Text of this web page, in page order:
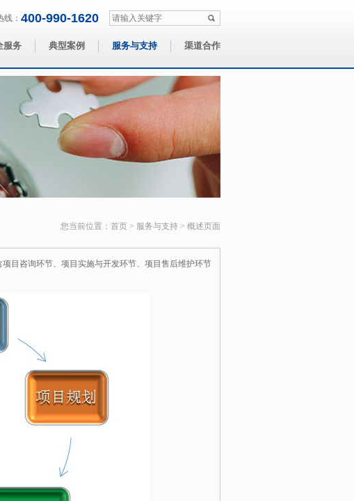
线： 400-990-1620
服务 典型案例 服务与支持 渠道合作
您当前位置： 首页 > 服务与支持 > 概述页面
目咨询环节、项目实施与开发环节、项目售后维护环节